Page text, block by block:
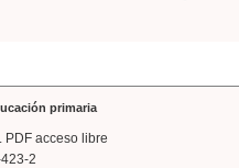
primaria
PDF acceso libre
2